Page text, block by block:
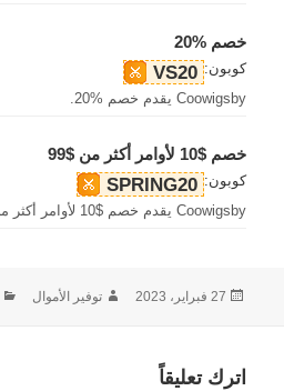
خصم %20
كوبون: VS20
Coowigsby يقدم خصم %20.
خصم $10 لأوامر أكثر من $99
كوبون: SPRING20
Coowigsby يقدم خصم $10 لأوامر أكثر من $99.
نُشرت
27 فبراير، 2023 الكاتب
توفير الأموال
اترك تعليقاً